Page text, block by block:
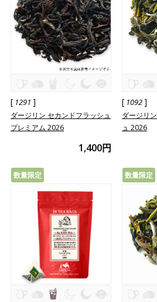
[ 1291 ]
ダージリン セカンドフラッシュ
プレミアム 2026
1,400円
[ 1092]
ダージリ
ュ 2026
数量限定 数量限定